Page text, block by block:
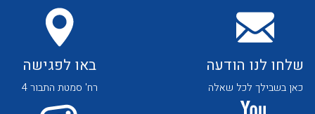
לכל מוצרי היצרן לכל מוצרי היצרן
שלחו לנו הודעה
כאן בשבילך לכל שאלה
באו לפגישה
רח' סמטת התבור 4